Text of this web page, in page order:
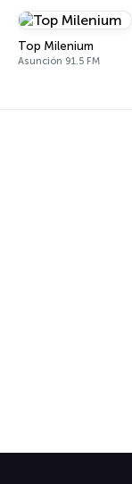
Top Milenium
Asunción 91.5 FM